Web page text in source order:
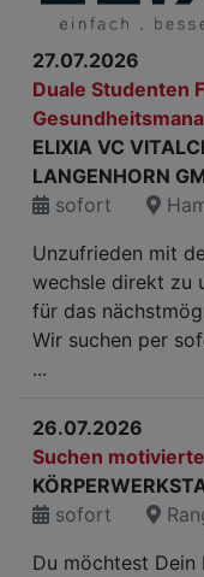
27.07.2026
Duale Studenten
ELIXIA VC
LANGENHORN
sofort
Unzufrieden mit
wechsle direkt zu
für das
Wir suchen per
...
26.07.2026
Suchen
sofort
Du möchtest Dein